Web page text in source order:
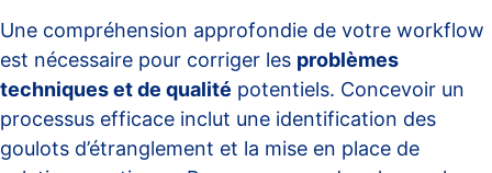
Une compréhension approfondie de votre workflow
est nécessaire pour corriger les problèmes
techniques et de qualité potentiels. Concevoir un
processus efficace inclut une identification des
goulots d’étranglement et la mise en place de